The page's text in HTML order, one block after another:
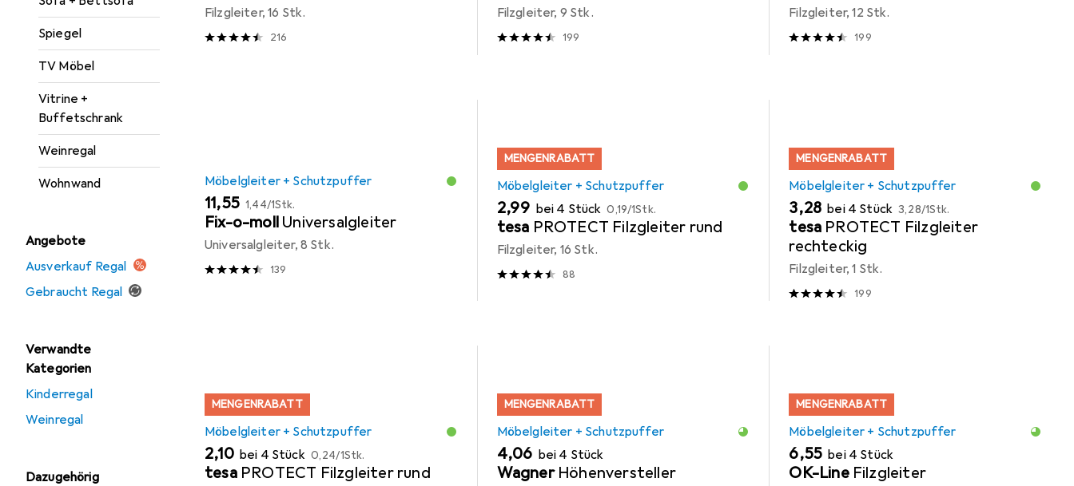
Spiegel
TV Möbel
Vitrine +
Buffetschrank
Weinregal
Wohnwand
Angebote
Ausverkauf Regal
Gebraucht Regal
Verwandte
Kategorien
Kinderregal
Weinregal
Dazugehörig
Filzgleiter, 16 Stk.
216
Filzgleiter, 9 Stk.
199
Filzgleiter, 12 Stk.
199
Möbelgleiter + Schutzpuffer
EUR
11,55 EUR
1,44/1Stk.
Fix-o-moll Universalgleiter
Universalgleiter, 8 Stk.
139
MENGENRABATT
Möbelgleiter + Schutzpuffer
EUR
2,99 bei 4 Stück EUR
0,19/1Stk.
tesa PROTECT Filzgleiter rund
Filzgleiter, 16 Stk.
88
MENGENRABATT
Möbelgleiter + Schutzpuffer
EUR
3,28 bei 4 Stück EUR
3,28/1Stk.
tesa PROTECT Filzgleiter
rechteckig
Filzgleiter, 1 Stk.
199
MENGENRABATT
Möbelgleiter + Schutzpuffer
EUR
2,10 bei 4 Stück EUR
0,24/1Stk.
tesa PROTECT Filzgleiter rund
MENGENRABATT
Möbelgleiter + Schutzpuffer
EUR
4,06 bei 4 Stück
Wagner Höhenversteller
MENGENRABATT
Möbelgleiter + Schutzpuffer
EUR
6,55 bei 4 Stück
OK-Line Filzgleiter